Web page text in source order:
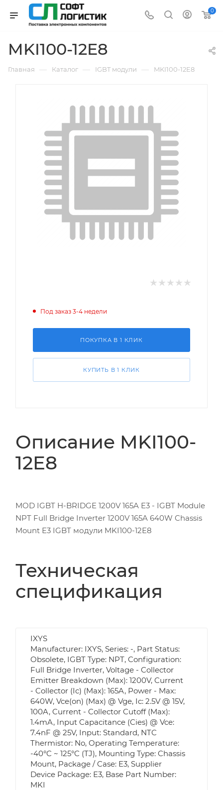
0
MKI100-12E8
Главная — Каталог — IGBT модули — MKI100-12E8
Под заказ 3-4 недели
ПОКУПКА В 1 КЛИК
КУПИТЬ В 1 КЛИК
Описание MKI100-
12E8
MOD IGBT H-BRIDGE 1200V 165A E3 - IGBT Module
NPT Full Bridge Inverter 1200V 165A 640W Chassis
Mount E3 IGBT модули MKI100-12E8
Техническая
спецификация
IXYS
Manufacturer: IXYS, Series: -, Part Status:
Obsolete, IGBT Type: NPT, Configuration:
Full Bridge Inverter, Voltage - Collector
Emitter Breakdown (Max): 1200V, Current
- Collector (Ic) (Max): 165A, Power - Max:
640W, Vce(on) (Max) @ Vge, Ic: 2.5V @ 15V,
100A, Current - Collector Cutoff (Max):
1.4mA, Input Capacitance (Cies) @ Vce:
7.4nF @ 25V, Input: Standard, NTC
Thermistor: No, Operating Temperature:
-40°C ~ 125°C (TJ), Mounting Type: Chassis
Mount, Package / Case: E3, Supplier
Device Package: E3, Base Part Number:
MKI